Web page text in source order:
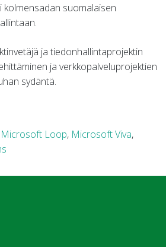
suomalaisen
ja tiedonhallintaprojektin
ja verkkopalveluprojektien
sydäntä.
Microsoft Loop, Microsoft Viva,